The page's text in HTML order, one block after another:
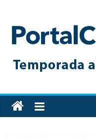
content
Toda
la